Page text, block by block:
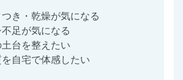
き・乾燥が気になる
足が気になる
台を整えたい
自宅で体感したい